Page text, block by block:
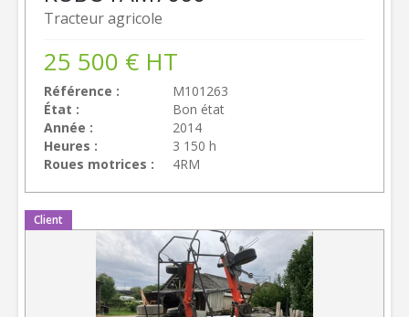
Tracteur agricole
Référence
M101263
État
Bon état
Année
2014
Heures
3 150 h
Roues motrices
4RM
25 500 € HT
Client